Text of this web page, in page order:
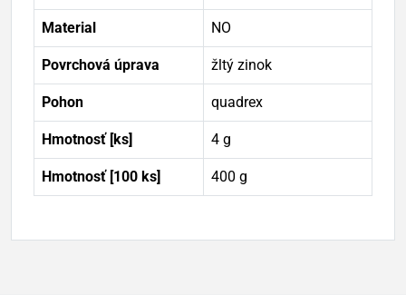
Material NO
Povrchová úprava žltý zinok
Pohon quadrex
Hmotnosť [ks] 4 g
Hmotnosť [100 ks] 400 g